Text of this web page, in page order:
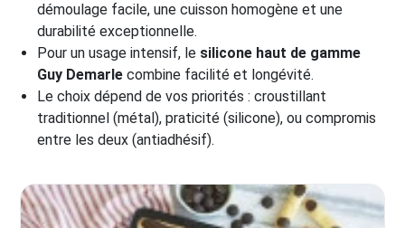
démoulage facile, une cuisson homogène et une
durabilité exceptionnelle.
Pour un usage intensif, le silicone haut de gamme
Guy Demarle combine facilité et longévité.
Le choix dépend de vos priorités : croustillant
traditionnel (métal), praticité (silicone), ou compromis
entre les deux (antiadhésif).